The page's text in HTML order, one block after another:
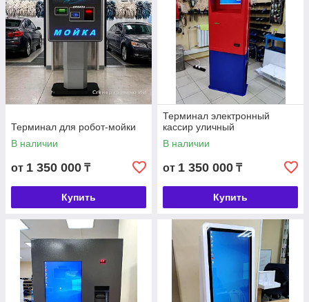
Терминал для робот-мойки
В наличии
от 1 350 000 ₸
Купить
Терминал электронный
кассир уличный
В наличии
от 1 350 000 ₸
Купить